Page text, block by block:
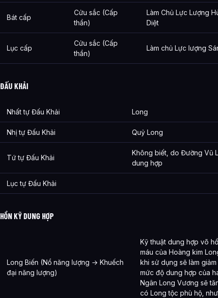
Bát cấp
Cửu sắc (Cấp
thần)
Làm Chủ Lực Lượng
Diệt
Lục cấp
Cửu sắc (Cấp
thần)
Làm chủ Lực lượng
ĐẤU KHẢI
Nhất tự Đấu Khải Long
Nhị tự Đấu Khải Quỷ Long
Tứ tự Đấu Khải
Không biết, do Đường Vũ
dung hợp
Lục tự Đấu Khải
HỒN KỸ DUNG HỢP
Long Biến (Nổ năng lượng → Khuếch
đại năng lượng)
Kỹ thuật dung hợp võ
máu của Hoàng kim
khi sử dụng sẽ làm
mức độ dung hợp của
Ngân Long Vương sẽ
có Long tộc phù hộ,